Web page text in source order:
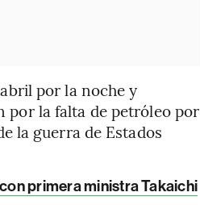
por la noche y
por la falta de petróleo por
la guerra de Estados
primera ministra Takaichi